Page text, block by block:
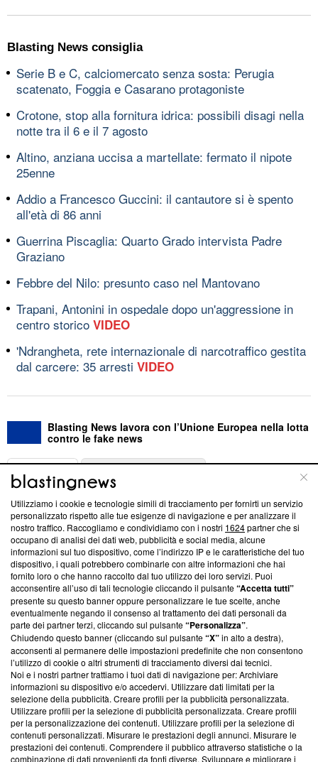
Blasting News consiglia
Serie B e C, calciomercato senza sosta: Perugia
scatenato, Foggia e Casarano protagoniste
Crotone, stop alla fornitura idrica: possibili disagi nella
notte tra il 6 e il 7 agosto
Altino, anziana uccisa a martellate: fermato il nipote
25enne
Addio a Francesco Guccini: il cantautore si è spento
all'età di 86 anni
Guerrina Piscaglia: Quarto Grado intervista Padre
Graziano
Febbre del Nilo: presunto caso nel Mantovano
Trapani, Antonini in ospedale dopo un'aggressione in
centro storico VIDEO
'Ndrangheta, rete internazionale di narcotraffico gestita
dal carcere: 35 arresti VIDEO
Blasting News lavora con l’Unione Europea nella lotta
contro le fake news
ABOUT
Questa sezione offre informazioni trasparenti su Blasting
News, sui nostri processi editoriali e su come ci impegniamo a
creare news di qualità. Inoltre, afferma la nostra aderenza a
‘Trust Project - News with Integrity’Blasting News non è
ancora membro del programma, ma ha richiesto di farne
parte; Trust Project non ha ancora effettuato una verifica di
conformità agli standard.
Su di noi
Team editoriale
Corporate
Redazione
Informativa Privacy
Cookie Policy
Utilizziamo i cookie e tecnologie simili di tracciamento per fornirti un servizio
personalizzato rispetto alle tue esigenze di navigazione e per analizzare il
nostro traffico. Raccogliamo e condividiamo con i nostri 1624partner che si
occupano di analisi dei dati web, pubblicità e social media, alcune
informazioni sul tuo dispositivo, come l’indirizzo IP e le caratteristiche del tuo
dispositivo, i quali potrebbero combinarle con altre informazioni che hai
fornito loro o che hanno raccolto dal tuo utilizzo dei loro servizi. Puoi
acconsentire all’uso di tali tecnologie cliccando il pulsante“Accetta tutti”
presente su questo banner oppure personalizzare le tue scelte, anche
eventualmente negando il consenso al trattamento dei dati personali da
parte dei partner terzi, cliccando sul pulsante“Personalizza”.
Chiudendo questo banner (cliccando sul pulsante“X”in alto a destra),
acconsenti al permanere delle impostazioni predefinite che non consentono
l’utilizzo di cookie o altri strumenti di tracciamento diversi dai tecnici.
Noi e i nostri partner trattiamo i tuoi dati di navigazione per: Archiviare
informazioni su dispositivo e/o accedervi. Utilizzare dati limitati per la
selezione della pubblicità. Creare profili per la pubblicità personalizzata.
Utilizzare profili per la selezione di pubblicità personalizzata. Creare profili
per la personalizzazione dei contenuti. Utilizzare profili per la selezione di
contenuti personalizzati. Misurare le prestazioni degli annunci. Misurare le
prestazioni dei contenuti. Comprendere il pubblico attraverso statistiche o la
combinazione di dati provenienti da fonti diverse. Sviluppare e migliorare i